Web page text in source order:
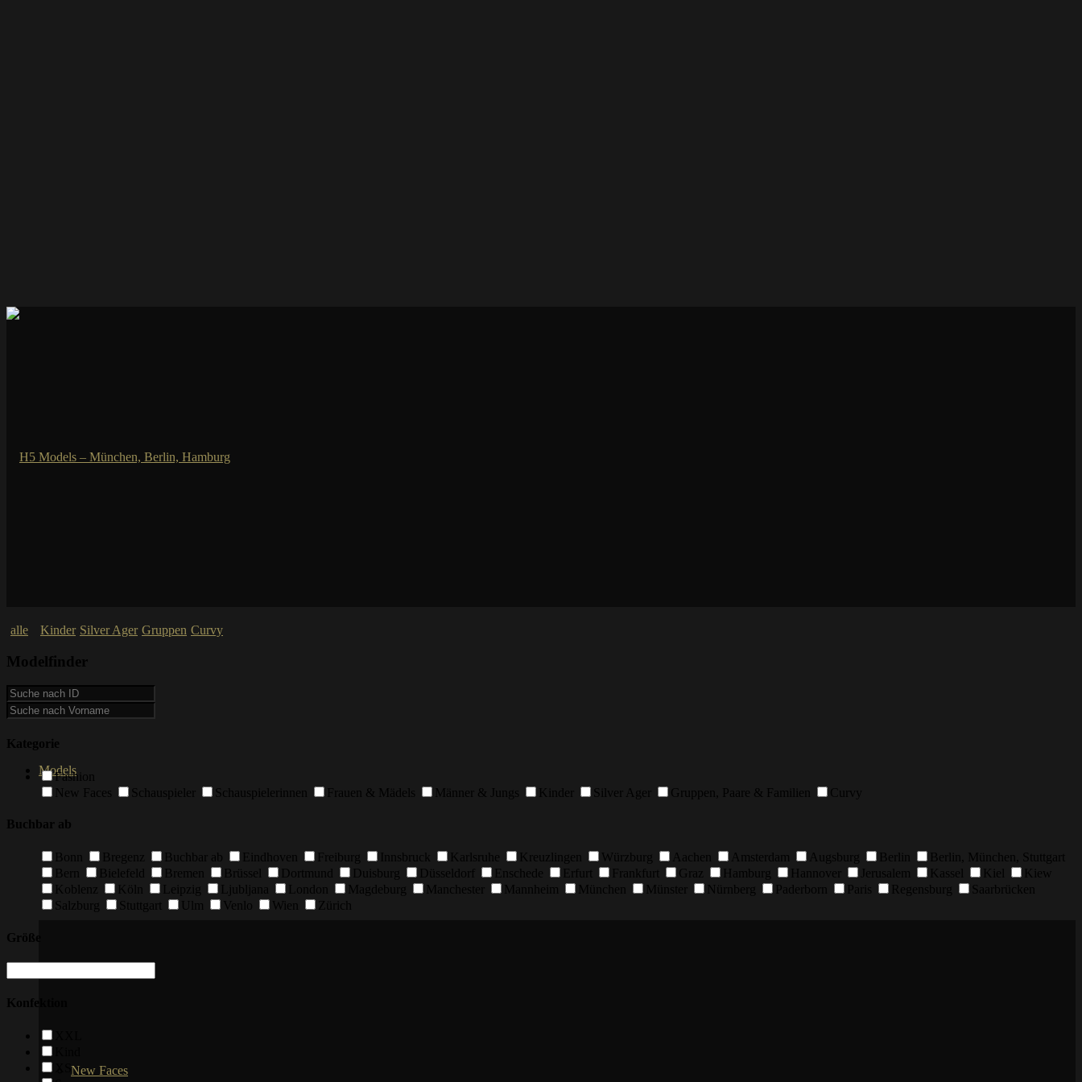
Models
New Faces
alle Kinder Silver Ager Gruppen Curvy
Modelfinder
Kategorie
Fashion
New Faces
Schauspieler Schauspielerinnen Frauen & Mädels Männer & Jungs Kinder Silver Ager Gruppen, Paare & Familien Curvy
Buchbar ab
Bonn Bregenz Buchbar ab Eindhoven Freiburg Innsbruck Karlsruhe Kreuzlingen Würzburg Aachen Amsterdam Augsburg Berlin
Berlin, München, Stuttgart
Bern
Bielefeld Bremen Brüssel Dortmund Duisburg Düsseldorf Enschede Erfurt Frankfurt Graz Hamburg Hannover Jerusalem Kassel Kiel
Kiew
Koblenz
Köln Leipzig Ljubljana London Magdeburg Manchester Mannheim München Münster Nürnberg Paderborn Paris Regensburg
Saarbrücken
Salzburg
Stuttgart Ulm Venlo Wien Zürich
Größe
Konfektion
XS